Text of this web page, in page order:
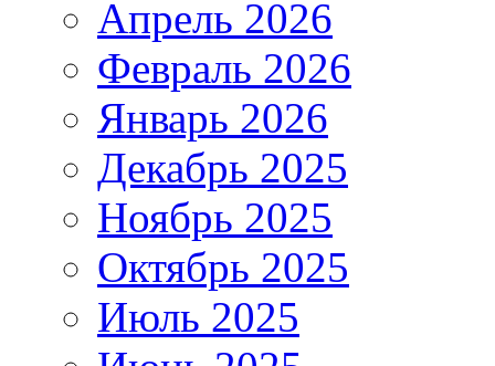
Апрель 2026
Февраль 2026
Январь 2026
Декабрь 2025
Ноябрь 2025
Октябрь 2025
Июль 2025